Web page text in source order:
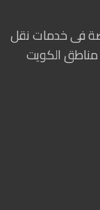
فى خدمات نقل
الكويت